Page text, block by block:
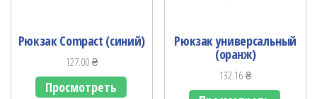
Рюкзак Compact (синий)
127.00₴
Просмотреть
Рюкзак универсальный
(оранж)
132.16₴